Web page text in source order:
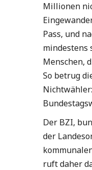
Millionen
Pass, und
mindestens
Menschen,
So betrug
Der BZI,
der
ruft daher